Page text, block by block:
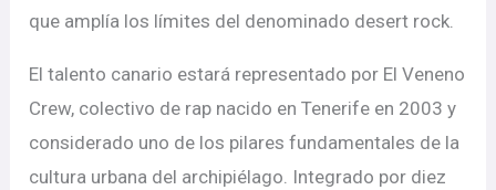
que amplía los límites del denominado desert rock.
El talento canario estará representado por El Veneno
Crew, colectivo de rap nacido en Tenerife en 2003 y
considerado uno de los pilares fundamentales de la
cultura urbana del archipiélago. Integrado por diez